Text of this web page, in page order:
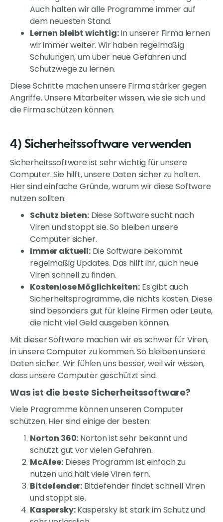
Auch halten wir alle Programme immer auf
dem neuesten Stand.
Lernen bleibt wichtig:In unserer Firma lernen
wir immer weiter. Wir haben regelmäßig
Schulungen, um über neue Gefahren und
Schutzwege zu lernen.
Diese Schritte machen unsere Firma stärker gegen
Angriffe. Unsere Mitarbeiter wissen, wie sie sich und
die Firma schützen können.
4) Sicherheitssoftware verwenden
Sicherheitssoftware ist sehr wichtig für unsere
Computer. Sie hilft, unsere Daten sicher zu halten.
Hier sind einfache Gründe, warum wir diese Software
nutzen sollten:
Schutz bieten:Diese Software sucht nach
Viren und stoppt sie. So bleiben unsere
Computer sicher.
Immer aktuell:Die Software bekommt
regelmäßig Updates. Das hilft ihr, auch neue
Viren schnell zu finden.
Kostenlose Möglichkeiten: Es gibt auch
Sicherheitsprogramme, die nichts kosten. Diese
sind besonders gut für kleine Firmen oder Leute,
die nicht viel Geld ausgeben können.
Mit dieser Software machen wir es schwer für Viren,
in unsere Computer zu kommen. So bleiben unsere
Daten sicher. Wir fühlen uns besser, weil wir wissen,
dass unsere Computer geschützt sind.
Was ist die beste Sicherheitssoftware?
Viele Programme können unseren Computer
schützen. Hier sind einige der besten:
Norton 360: Norton ist sehr bekannt und
schützt gut vor vielen Gefahren.
McAfee:Dieses Programm ist einfach zu
nutzen und hält viele Viren fern.
Bitdefender: Bitdefender findet schnell Viren
und stoppt sie.
Kaspersky:Kaspersky ist stark im Schutz und